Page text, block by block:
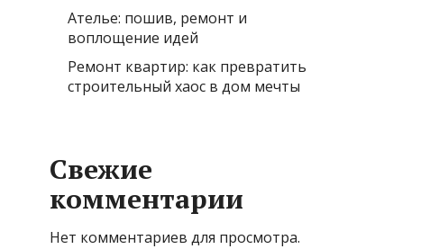
Ателье: пошив, ремонт и
воплощение идей
Ремонт квартир: как превратить
строительный хаос в дом мечты
Свежие
комментарии
Нет комментариев для просмотра.